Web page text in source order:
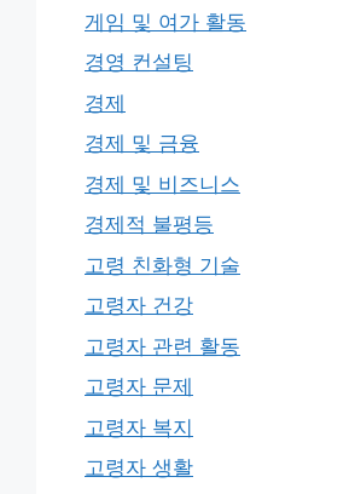
게임 및 여가 활동
경영 컨설팅
경제
경제 및 금융
경제 및 비즈니스
경제적 불평등
고령 친화형 기술
고령자 건강
고령자 관련 활동
고령자 문제
고령자 복지
고령자 생활